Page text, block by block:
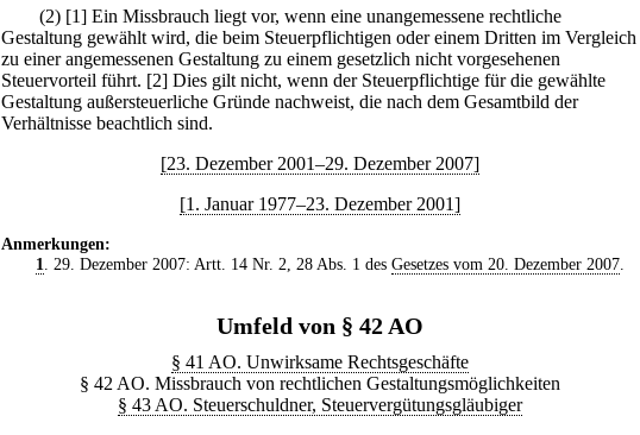
(2) [1] Ein Missbrauch liegt vor, wenn eine unangemessene rechtliche
Gestaltung gewählt wird, die beim Steuerpflichtigen oder einem Dritten im Vergleich
zu einer angemessenen Gestaltung zu einem gesetzlich nicht vorgesehenen
Steuervorteil führt. [2] Dies gilt nicht, wenn der Steuerpflichtige für die gewählte
Gestaltung außersteuerliche Gründe nachweist, die nach dem Gesamtbild der
Verhältnisse beachtlich sind.
[23. Dezember 2001–29. Dezember 2007]
[1. Januar 1977–23. Dezember 2001]
Anmerkungen:
1. 29. Dezember 2007: Artt. 14 Nr. 2, 28 Abs. 1 des Gesetzes vom 20. Dezember 2007.
Umfeld von § 42 AO
§ 41 AO. Unwirksame Rechtsgeschäfte
§ 42 AO. Missbrauch von rechtlichen Gestaltungsmöglichkeiten
§ 43 AO. Steuerschuldner, Steuervergütungsgläubiger